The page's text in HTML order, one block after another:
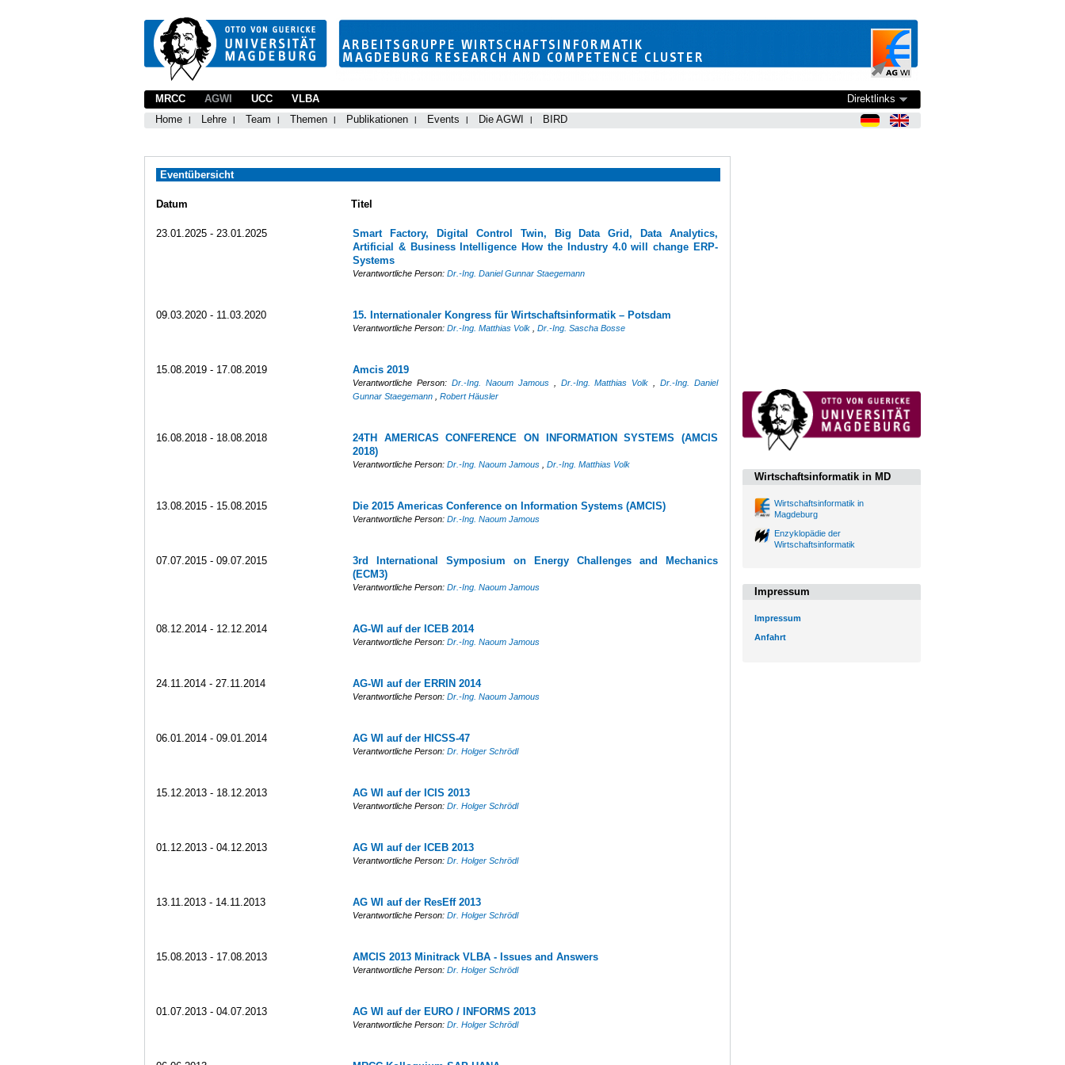
MRCC
AGWI
Home
Lehre Team Themen Publikationen Events Die AGWI BIRD
UCC VLBA Direktlinks
Eventübersicht
Datum Titel
23.01.2025 - 23.01.2025
Smart Factory, Digital Control Twin, Big Data Grid, Data Analytics,
Artificial & Business Intelligence How the Industry 4.0 will change ERP-
Systems
Verantwortliche Person:Dr.-Ing. Daniel Gunnar Staegemann
09.03.2020 - 11.03.2020 15. Internationaler Kongress für Wirtschaftsinformatik – Potsdam
Verantwortliche Person:Dr.-Ing. Matthias Volk ,Dr.-Ing. Sascha Bosse
15.08.2019 - 17.08.2019 Amcis 2019
Verantwortliche Person: Dr.-Ing. Naoum Jamous Dr.-Ing. Matthias Volk ,Dr.-Ing. Daniel
Gunnar Staegemann
,Robert Häusler
16.08.2018 - 18.08.2018
24TH AMERICAS CONFERENCE ON INFORMATION SYSTEMS (AMCIS
2018)
Verantwortliche Person:Dr.-Ing. Naoum Jamous ,Dr.-Ing. Matthias Volk
13.08.2015 - 15.08.2015 Die 2015 Americas Conference on Information Systems (AMCIS)
Verantwortliche Person:Dr.-Ing. Naoum Jamous
07.07.2015 - 09.07.2015
3rd International Symposium on Energy Challenges and Mechanics
(ECM3)
Verantwortliche Person:Dr.-Ing. Naoum Jamous
08.12.2014 - 12.12.2014 AG-WI auf der ICEB 2014
Verantwortliche Person:Dr.-Ing. Naoum Jamous
24.11.2014 - 27.11.2014 AG-WI auf der ERRIN 2014
Verantwortliche Person:Dr.-Ing. Naoum Jamous
06.01.2014 - 09.01.2014 AG WI auf der HICSS-47
Verantwortliche Person:Dr. Holger Schrödl
15.12.2013 - 18.12.2013 AG WI auf der ICIS 2013
Verantwortliche Person:Dr. Holger Schrödl
01.12.2013 - 04.12.2013 AG WI auf der ICEB 2013
Verantwortliche Person:Dr. Holger Schrödl
13.11.2013 - 14.11.2013 AG WI auf der ResEff 2013
Verantwortliche Person:Dr. Holger Schrödl
15.08.2013 - 17.08.2013 AMCIS 2013 Minitrack VLBA - Issues and Answers
Verantwortliche Person:Dr. Holger Schrödl
01.07.2013 - 04.07.2013 AG WI auf der EURO / INFORMS 2013
Verantwortliche Person:Dr. Holger Schrödl
Wirtschaftsinformatik in MD
Wirtschaftsinformatik in
Magdeburg
Enzyklopädie der
Wirtschaftsinformatik
Impressum
Impressum
Anfahrt